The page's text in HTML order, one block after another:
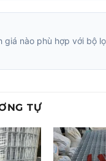
giá nào phù hợp với bộ
TỰ